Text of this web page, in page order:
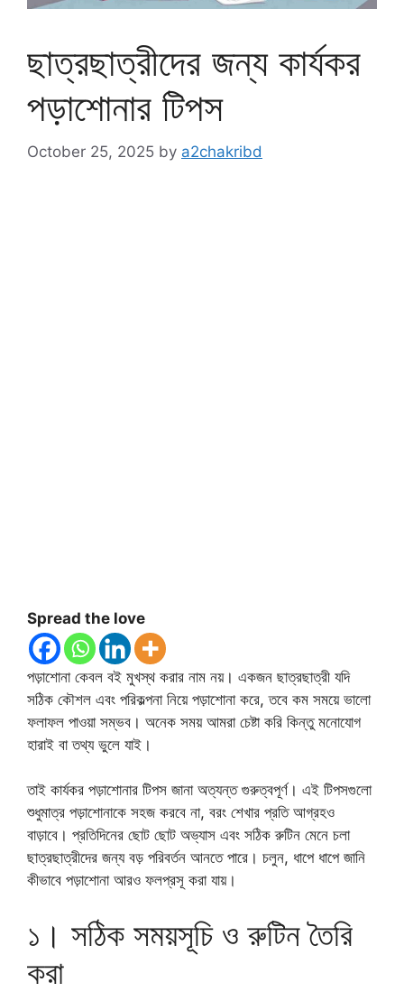
ছাত্রছাত্রীদের জন্য কার্যকর
পড়াশোনার টিপস
October 25, 2025 by a2chakribd
Spread the love
পড়াশোনা কেবল বই মুখস্থ করার নাম নয়। একজন ছাত্রছাত্রী যদি
সঠিক কৌশল এবং পরিকল্পনা নিয়ে পড়াশোনা করে, তবে কম সময়ে ভালো
ফলাফল পাওয়া সম্ভব। অনেক সময় আমরা চেষ্টা করি কিন্তু মনোযোগ
হারাই বা তথ্য ভুলে যাই।
তাই কার্যকর পড়াশোনার টিপস জানা অত্যন্ত গুরুত্বপূর্ণ। এই টিপসগুলো
শুধুমাত্র পড়াশোনাকে সহজ করবে না, বরং শেখার প্রতি আগ্রহও
বাড়াবে। প্রতিদিনের ছোট ছোট অভ্যাস এবং সঠিক রুটিন মেনে চলা
ছাত্রছাত্রীদের জন্য বড় পরিবর্তন আনতে পারে। চলুন, ধাপে ধাপে জানি
কীভাবে পড়াশোনা আরও ফলপ্রসূ করা যায়।
১। সঠিক সময়সূচি ও রুটিন তৈরি
করা